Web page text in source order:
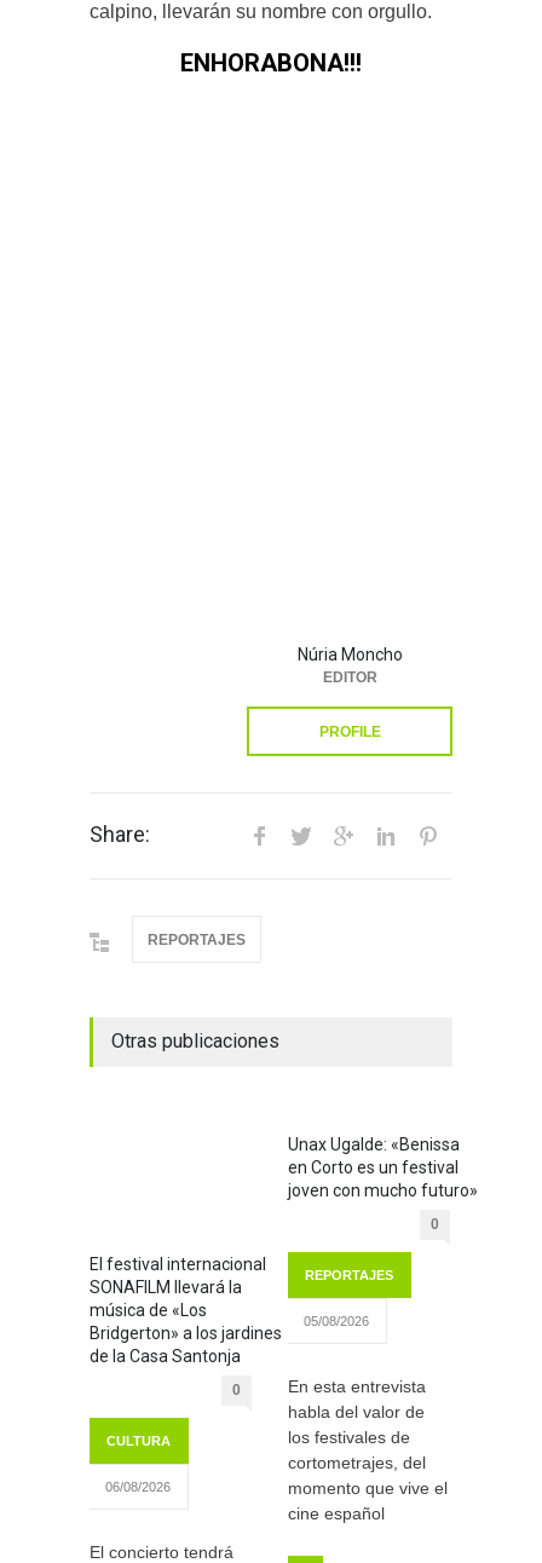
calpino, llevarán su nombre con orgullo.
ENHORABONA!!!
Núria Moncho
EDITOR
PROFILE
Share:
REPORTAJES
Otras publicaciones
El festival internacional
SONAFILM llevará la
música de «Los
Bridgerton» a los jardines
de la Casa Santonja
0
CULTURA
06/08/2026
El concierto tendrá
Unax Ugalde: «Benissa
en Corto es un festival
joven con mucho futuro»
0
REPORTAJES
05/08/2026
En esta entrevista
habla del valor de
los festivales de
cortometrajes, del
momento que vive el
cine español